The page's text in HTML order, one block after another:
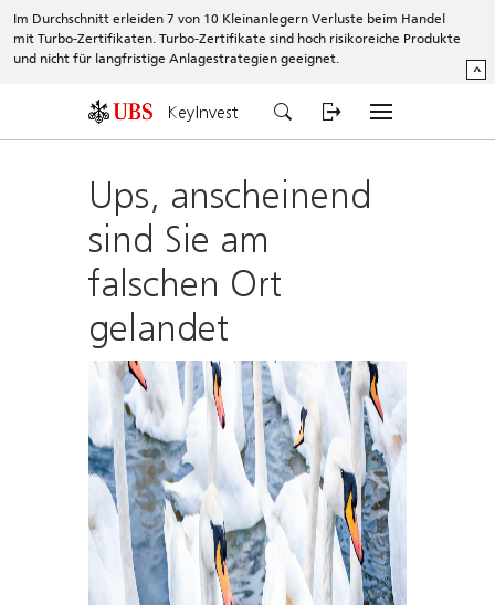
Im Durchschnitt erleiden 7 von 10 Kleinanlegern Verluste beim Handel
mit Turbo-Zertifikaten. Turbo-Zertifikate sind hoch risikoreiche Produkte
und nicht für langfristige Anlagestrategien geeignet.
^
KeyInvest
Ups, anscheinend
sind Sie am
falschen Ort
gelandet